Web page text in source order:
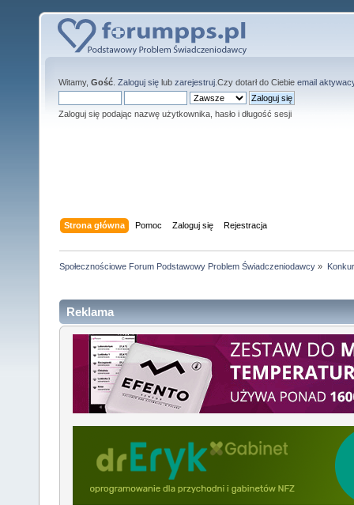
Witamy, Gość Zaloguj się lub zarejestruj .Czy dotarł do Ciebie email
Zaloguj się podając nazwę użytkownika, hasło i długość sesji
Strona główna Pomoc Zaloguj się Rejestracja
Społecznościowe Forum Podstawowy Problem Świadczeniodawcy »
Reklama